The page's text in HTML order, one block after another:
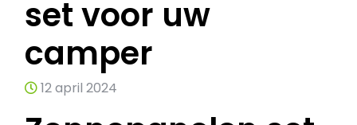
set voor uw
camper
12 april 2024